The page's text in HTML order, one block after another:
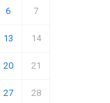
6 7
13 14
20 21
27 28